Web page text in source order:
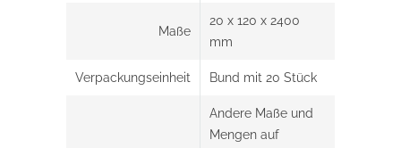
Maße
20 x 120 x 2400
mm
Verpackungseinheit Bund mit 20 Stück
Andere Maße und
Mengen auf